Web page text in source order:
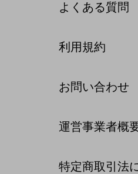
よくある質問
利用規約
お問い合わせ
運営事業者概
特定商取引法